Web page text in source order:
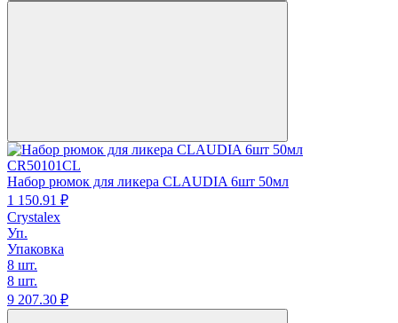
CR50101CL
Набор рюмок для ликера CLAUDIA 6шт 50мл
1 150.91 ₽
Crystalex
Уп.
Упаковка
8 шт.
8 шт.
9 207.30 ₽